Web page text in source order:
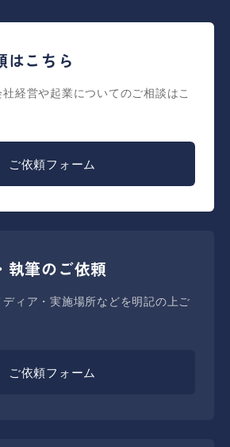
はこちら
経営や起業についてのご相談はこ
ご依頼フォーム
執筆のご依頼
ィア・実施場所などを明記の上ご
ご依頼フォーム